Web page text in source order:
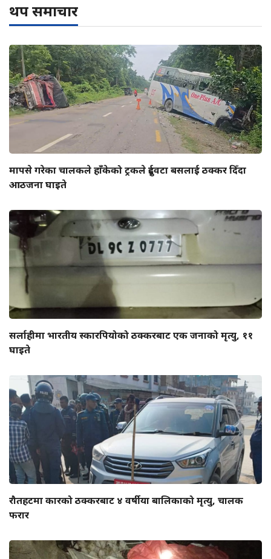
थप समाचार
मापसे गरेका चालकले हाँकेको ट्रकले दुईवटा बसलाई ठक्कर दिँदा
आठजना घाइते
सर्लाहीमा भारतीय स्कारपियोको ठक्करबाट एक जनाको मृत्यु, ११
घाइते
रौतहटमा कारको ठक्करबाट ४ वर्षीया बालिकाको मृत्यु, चालक
फरार